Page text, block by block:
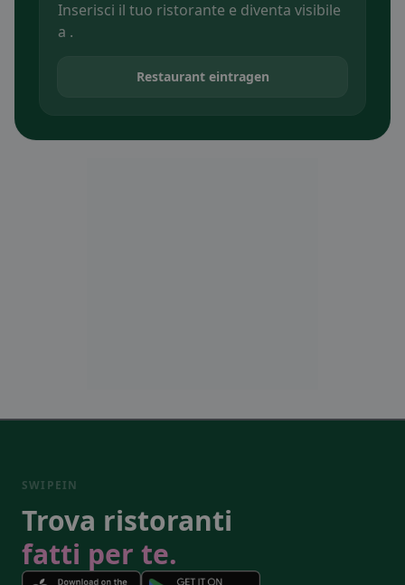
Inserisci il tuo ristorante e diventa visibile
a .
Restaurant eintragen
SWIPEIN
Trova ristoranti
fatti per te.